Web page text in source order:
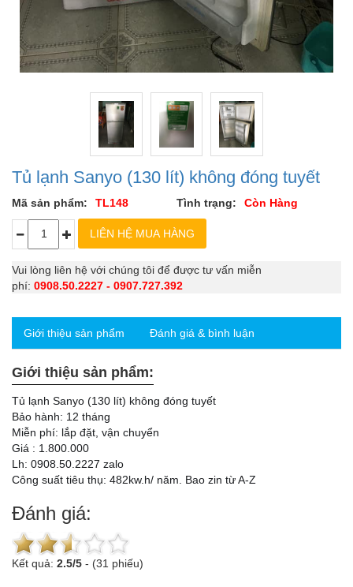
Tủ lạnh Sanyo (130 lít) không đóng tuyết
Mã sản phẩm: TL148 Tình trạng: Còn Hàng
Vui lòng liên hệ với chúng tôi để được tư vấn miễn
phí: 0908.50.2227 - 0907.727.392
Giới thiệu sản phẩm Đánh giá & bình luận
Giới thiệu sản phẩm:
Tủ lạnh Sanyo (130 lít) không đóng tuyết
Bảo hành: 12 tháng
Miễn phí: lắp đặt, vận chuyển
Giá : 1.800.000
Lh: 0908.50.2227 zalo
Công suất tiêu thụ: 482kw.h/ năm. Bao zin từ A-Z
Đánh giá:
Kết quả: 2.5/5 - (31 phiếu)